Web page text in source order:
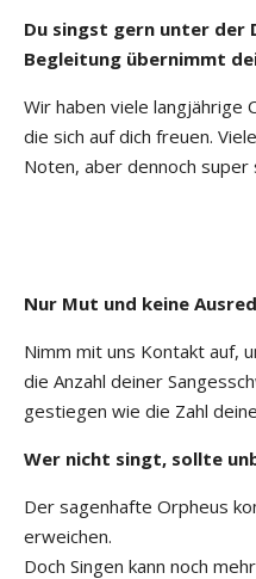
Du singst gern unter der
Begleitung übernimmt
Wir haben viele langjährige
die sich auf dich freuen.
Noten, aber dennoch super
Nur Mut und keine
Nimm mit uns Kontakt auf,
die Anzahl deiner
gestiegen wie die Zahl
Wer nicht singt, sollte
Der sagenhafte Orpheus
erweichen.
Doch Singen kann noch